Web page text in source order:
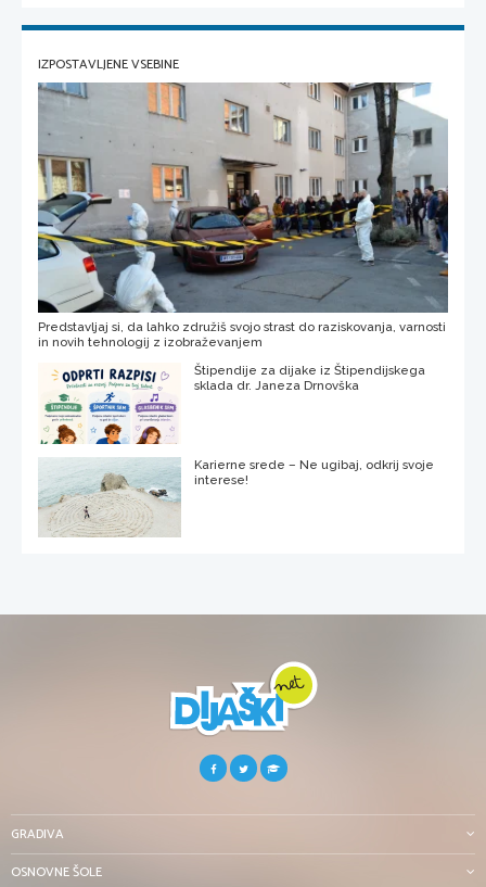
IZPOSTAVLJENE VSEBINE
Predstavljaj si, da lahko združiš svojo strast do raziskovanja, varnosti
in novih tehnologij z izobraževanjem
Štipendije za dijake iz Štipendijskega
sklada dr. Janeza Drnovška
Karierne srede – Ne ugibaj, odkrij svoje
interese!
GRADIVA
OSNOVNE ŠOLE